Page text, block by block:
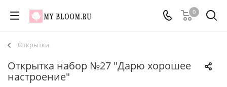
0
Открытки
Открытка набор №27 "Дарю хорошее
настроение"